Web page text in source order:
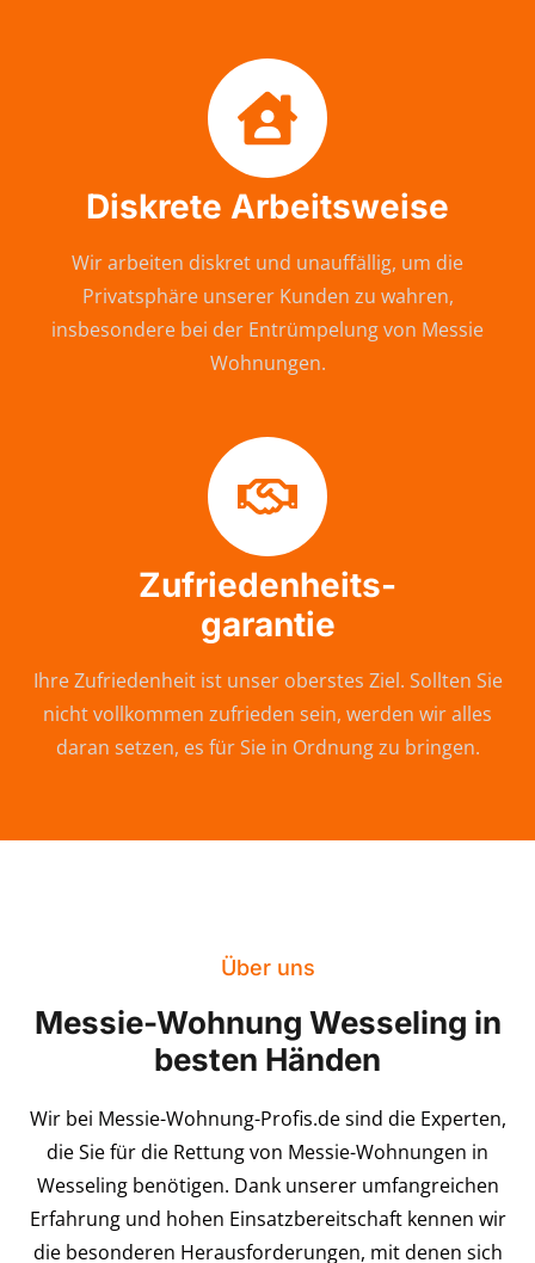
Diskrete Arbeitsweise
Wir arbeiten diskret und unauffällig, um die
Privatsphäre unserer Kunden zu wahren,
insbesondere bei der Entrümpelung von Messie
Wohnungen.
Zufriedenheits-
garantie
Ihre Zufriedenheit ist unser oberstes Ziel. Sollten Sie
nicht vollkommen zufrieden sein, werden wir alles
daran setzen, es für Sie in Ordnung zu bringen.
Über uns
Messie-Wohnung Wesseling in
besten Händen
Wir bei Messie-Wohnung-Profis.de sind die Experten,
die Sie für die Rettung von Messie-Wohnungen in
Wesseling benötigen. Dank unserer umfangreichen
Erfahrung und hohen Einsatzbereitschaft kennen wir
die besonderen Herausforderungen, mit denen sich